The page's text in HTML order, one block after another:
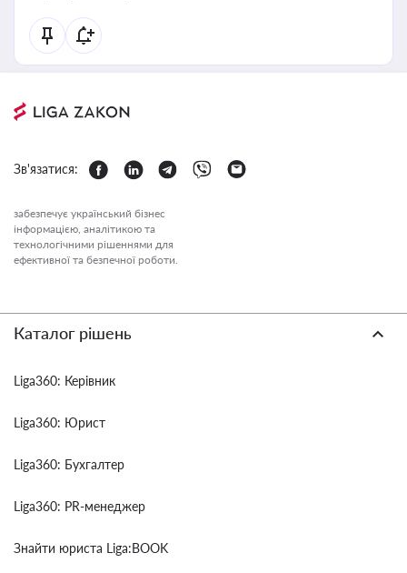
Зв'язатися:
забезпечує український бізнес
інформацією, аналітикою та
технологічними рішеннями для
ефективної та безпечної роботи.
Каталог рішень
Liga360: Керівник
Liga360: Юрист
Liga360: Бухгалтер
Liga360: PR-менеджер
Знайти юриста Liga:BOOK